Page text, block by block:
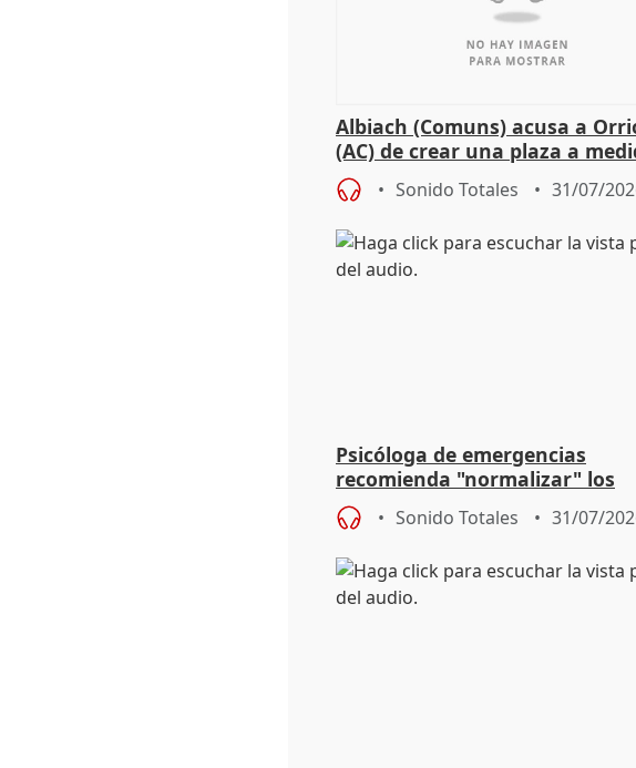
Albiach (Comuns) acusa a
(AC) de crear una plaza a
para su hija en Ripoll (Girona)
Sonido Totales 31/07/
Psicóloga de emergencias
recomienda "normalizar" los
síntomas tras sufrir un
Sonido Totales 31/07/